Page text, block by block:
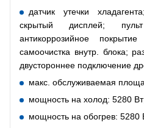
датчик утечки
скрытый дисплей;
антикоррозийное
самоочистка внутр. блока;
двустороннее подключение
макс. обслуживаемая
мощность на холод: 5280
мощность на обогрев: 5280